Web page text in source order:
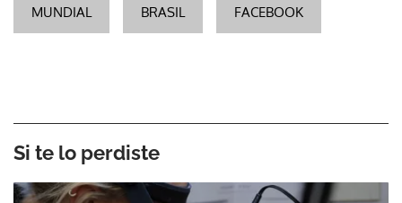
MUNDIAL BRASIL FACEBOOK
Si te lo perdiste